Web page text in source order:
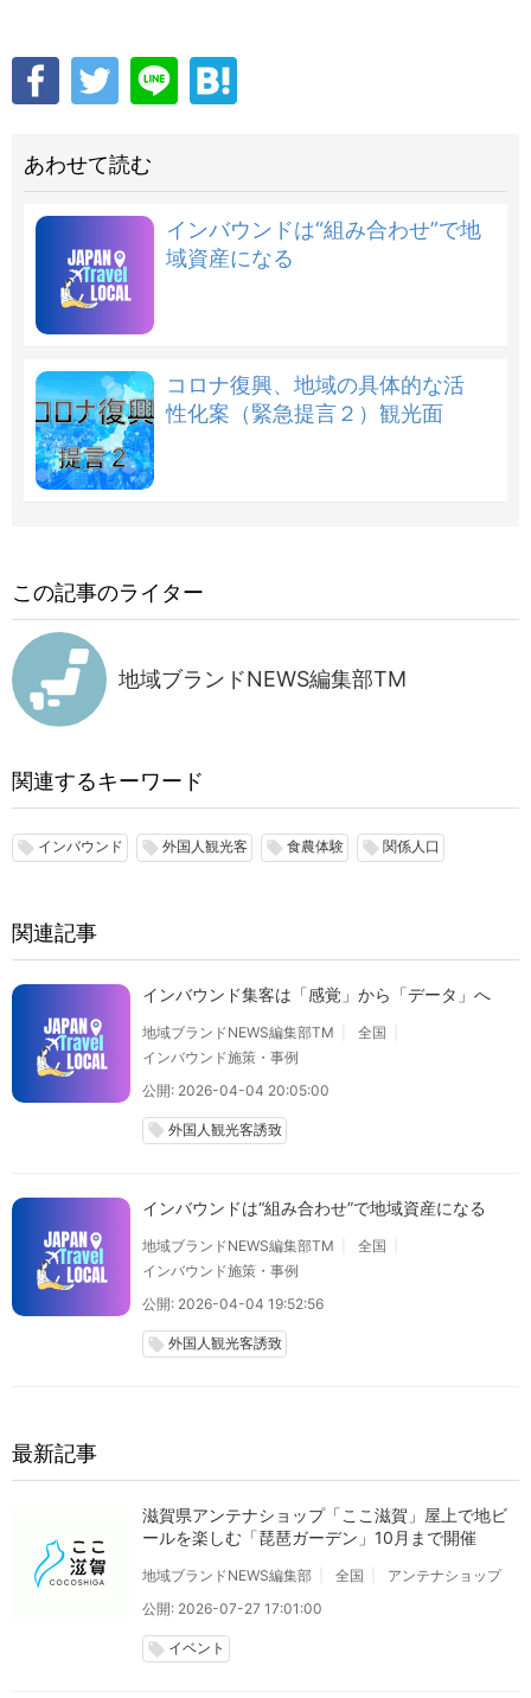
あわせて読む
インバウンドは“組み合わせ”で地
域資産になる
コロナ復興、地域の具体的な活
性化案（緊急提言２）観光面
この記事のライター
地域ブランドNEWS編集部TM
関連するキーワード
local_offer インバウンド local_offer 外国人観光客 local_offer 食農体験 local_offer 関係人口
関連記事
インバウンド集客は「感覚」から「データ」へ
地域ブランドNEWS編集部TM
全国
インバウンド施策・事例
公開: 2026-04-04 20:05:00
local_offer 外国人観光客誘致
インバウンドは“組み合わせ”で地域資産になる
地域ブランドNEWS編集部TM
全国
インバウンド施策・事例
公開: 2026-04-04 19:52:56
local_offer 外国人観光客誘致
最新記事
滋賀県アンテナショップ「ここ滋賀」屋上で地ビ
ールを楽しむ「琵琶ガーデン」10月まで開催
地域ブランドNEWS編集部 全国
アンテナショップ
公開: 2026-07-27 17:01:00
local_offer イベント